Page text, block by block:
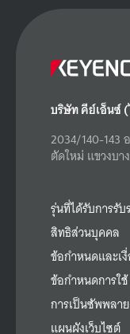
บริษัท คีย์เอ็นซ์
2034/140-143
ตัดใหม่ แขวงบา
รุ่นที่ได้รับการรับ
สิทธิส่วนบุคคล
ข้อกำหนดและเ
ข้อกำหนดการใช้
การเป็นซัพพลา
แผนผังเว็บไซต์